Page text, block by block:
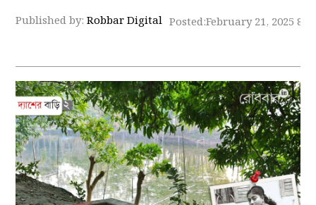
Published by:Robbar Digital Posted:February 21, 2025